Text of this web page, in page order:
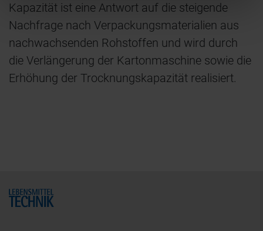
Kapazität ist eine Antwort auf die steigende
Nachfrage nach Verpackungsmaterialien aus
nachwachsenden Rohstoffen und wird durch
die Verlängerung der Kartonmaschine sowie die
Erhöhung der Trocknungskapazität realisiert.
Home